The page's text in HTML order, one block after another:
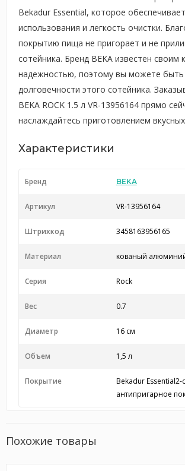
Bekadur Essential, которое
использования и легкость очистки.
покрытию пища не пригорает и не
сотейника. Бренд BEKA известен своим
надежностью, поэтому вы можете быть
долговечности этого сотейника.
BEKA ROCK 1.5 л VR-13956164 прямо
наслаждайтесь приготовлением
Характеристики
Бренд BEKA
Артикул VR-13956164
Штрихкод 3458163956165
Материал кованый
Серия Rock
Вес 0.7
Диаметр 16 см
Объем 1,5 л
Покрытие
Bekadur
антипригарное
Похожие товары